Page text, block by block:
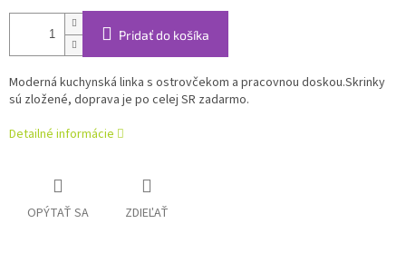
Pridať do košíka
Moderná kuchynská linka s ostrovčekom a pracovnou doskou.Skrinky
sú zložené, doprava je po celej SR zadarmo.
Detailné informácie
OPÝTAŤ SA ZDIEĽAŤ